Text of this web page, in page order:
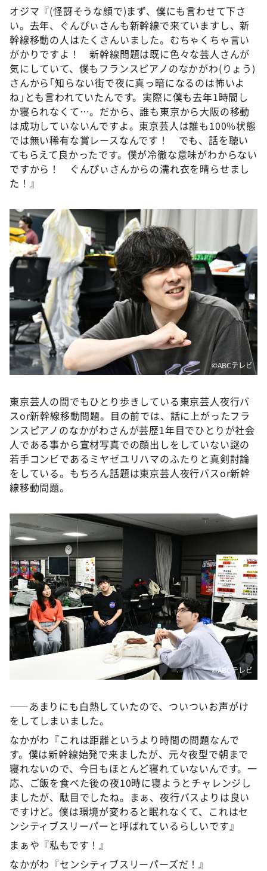
オジマ『(怪訝そうな顔で)まず、僕にも言わせて下さ
い。去年、ぐんぴぃさんも新幹線で来ていますし、新
幹線移動の人はたくさんいました。むちゃくちゃ言い
がかりですよ！ 新幹線問題は既に色々な芸人さんが
気にしていて、僕もフランスピアノのなかがわ(りょう)
さんから｢知らない街で夜に真っ暗になるのは怖いよ
ね｣とも言われていたんです。実際に僕も去年1時間し
か寝られなくて…。だから、誰も東京から大阪の移動
は成功していないんですよ。東京芸人は誰も100%状態
では無い稀有な賞レースなんです！ でも、話を聴い
てもらえて良かったです。僕が冷徹な意味がわからない
ですから！ ぐんぴぃさんからの濡れ衣を晴らせまし
た！』
©️ABCテレビ
東京芸人の間でもひとり歩きしている東京芸人夜行バ
スor新幹線移動問題。目の前では、話に上がったフラ
ンスピアノのなかがわさんが芸歴1年目でひとりが社会
人である事から宣材写真での顔出しをしていない謎の
若手コンビであるミヤゼユリハマのふたりと真剣討論
をしている。もちろん話題は東京芸人夜行バスor新幹
線移動問題。
©️ABCテレビ
――あまりにも白熱していたので、ついついお声がけ
をしてしまいました。
なかがわ『これは距離というより時間の問題なんで
す。僕は新幹線始発で来ましたが、元々夜型で朝まで
寝れないので、今日もほとんど寝れていないんです。一
応、ご飯を食べた後の夜10時に寝ようとチャレンジし
ましたが、駄目でしたね。まぁ、夜行バスよりは良い
ですけど。僕は環境が変わると眠れなくて、これはセ
ンシティブスリーパーと呼ばれているらしいです』
まぁや『私もです！』
なかがわ『センシティブスリーパーズだ！』